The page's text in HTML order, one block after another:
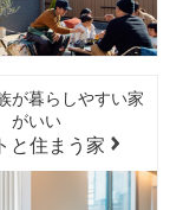
！
が暮らしやすい家
がいい
と住まう家